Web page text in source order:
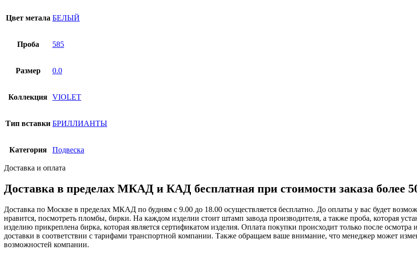
Цвет метала БЕЛЫЙ
Проба 585
Размер 0.0
Коллекция VIOLET
Тип вставки БРИЛЛИАНТЫ
Категория Подвеска
Доставка и оплата
Доставка в пределах МКАД и КАД бесплатная при стоимости заказа более
Доставка по Москве в пределах МКАД по будням с 9.00 до 18.00 осуществляется бесплатно. До оплаты у вас будет
нравится, посмотреть пломбы, бирки. На каждом изделии стоит штамп завода производителя, а также проба, которая
изделию прикреплена бирка, которая является сертификатом изделия. Оплата покупки происходит только после осмотра
доставки в соответствии с тарифами транспортной компании. Также обращаем ваше внимание, что менеджер может
возможностей компании.